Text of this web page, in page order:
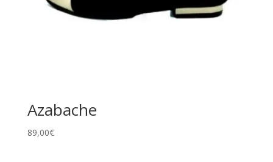
Azabache
89,00€